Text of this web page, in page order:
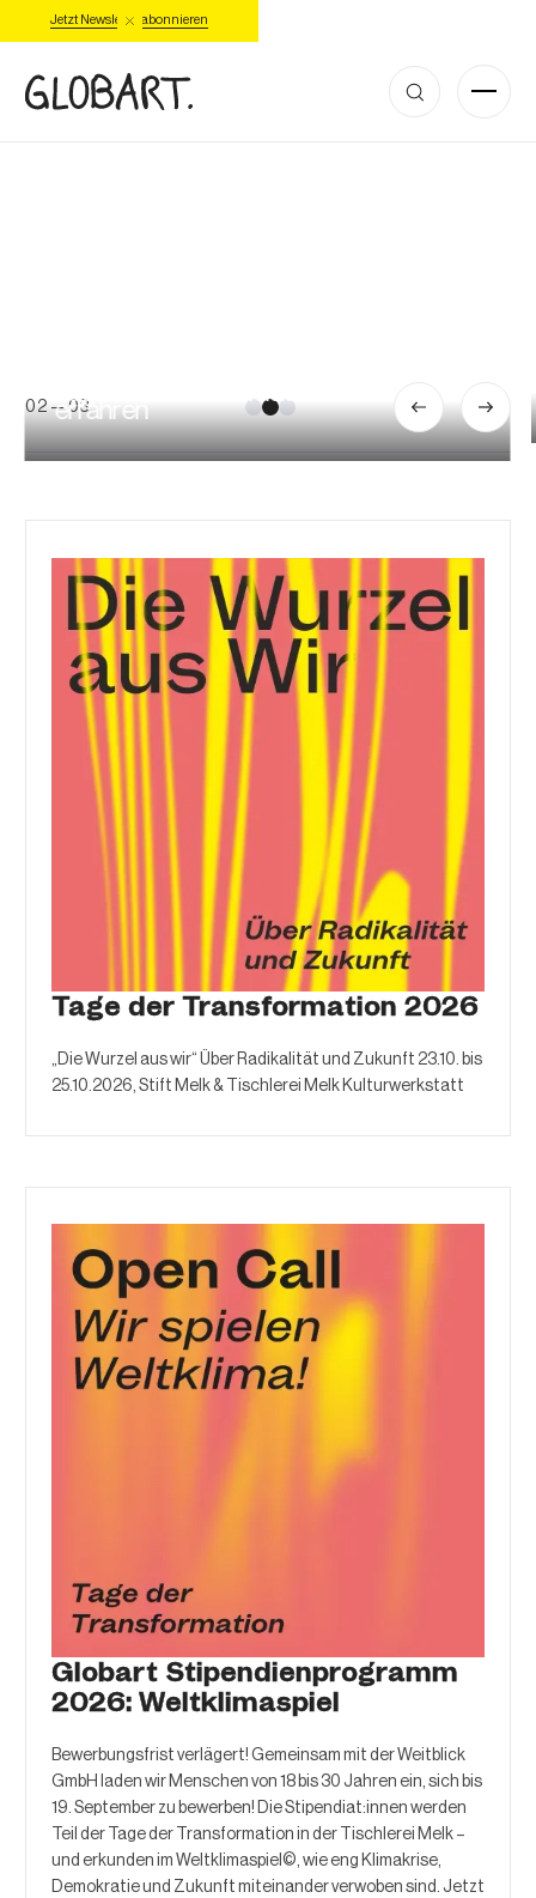
Jetzt Newsletter abonnieren
Zum Stipendienprogramm
03— 03
Tage der Transformation 2026
„Die Wurzel aus wir“ Über Radikalität und Zukunft 23.10. bis
25.10.2026, Stift Melk & Tischlerei Melk Kulturwerkstatt
Globart Stipendienprogramm
2026: Weltklimaspiel
Bewerbungsfrist verlägert! Gemeinsam mit der Weitblick
GmbH laden wir Menschen von 18 bis 30 Jahren ein, sich bis
19. September zu bewerben! Die Stipendiat:innen werden
Teil der Tage der Transformation in der Tischlerei Melk –
und erkunden im Weltklimaspiel©, wie eng Klimakrise,
Demokratie und Zukunft miteinander verwoben sind. Jetzt